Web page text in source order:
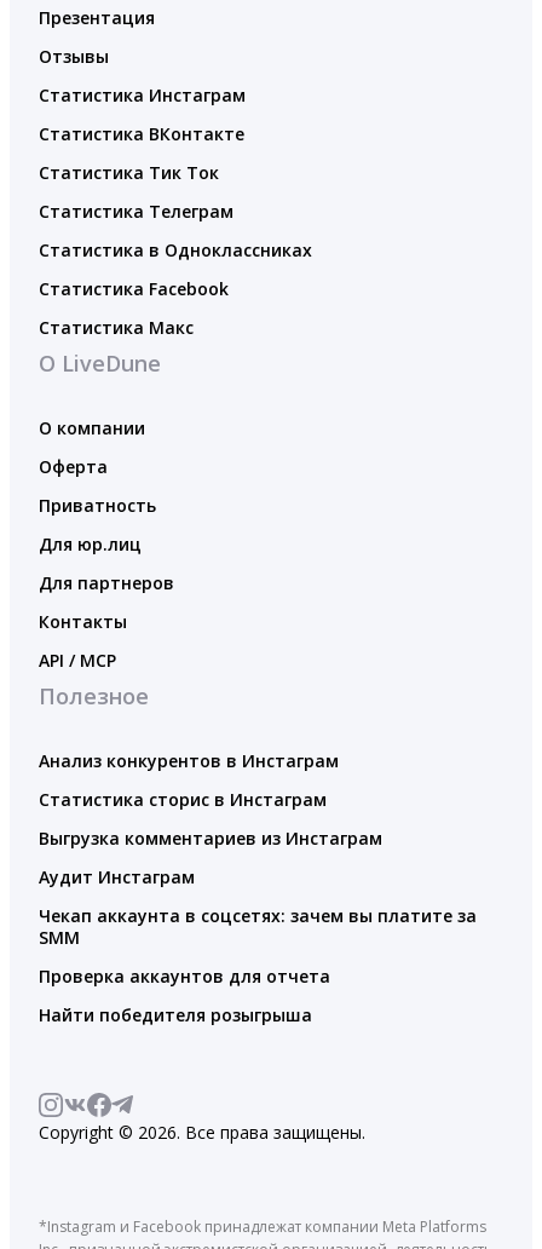
Презентация
Отзывы
Статистика Инстаграм
Статистика ВКонтакте
Статистика Тик Ток
Статистика Телеграм
Статистика в Одноклассниках
Статистика Facebook
Статистика Макс
О LiveDune
О компании
Оферта
Приватность
Для юр.лиц
Для партнеров
Контакты
API / MCP
Полезное
Анализ конкурентов в Инстаграм
Статистика сторис в Инстаграм
Выгрузка комментариев из Инстаграм
Аудит Инстаграм
Чекап аккаунта в соцсетях: зачем вы платите за
SMM
Проверка аккаунтов для отчета
Найти победителя розыгрыша
Copyright © 2026. Все права защищены.
*Instagram и Facebook принадлежат компании Meta Platforms